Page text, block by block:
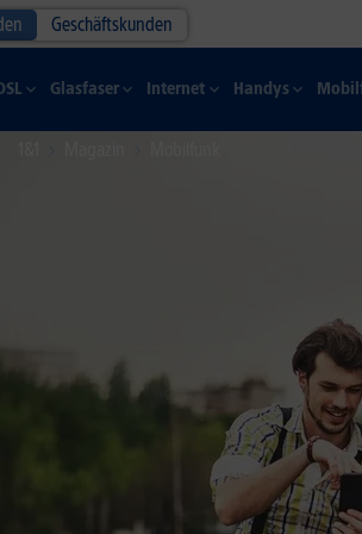
Geschäftskunden
Glasfaser Internet Handys